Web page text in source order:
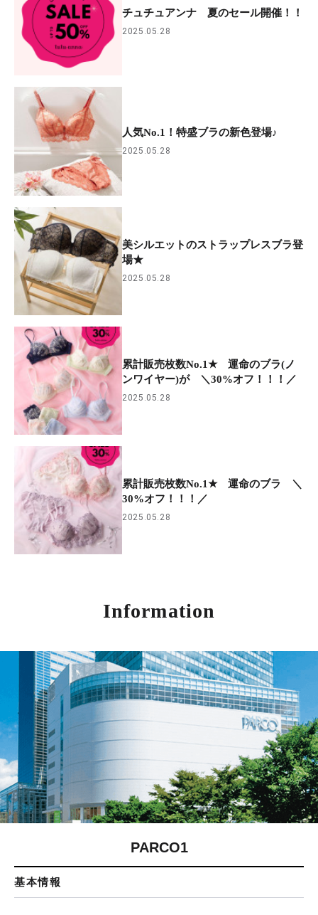
チュチュアンナ 夏のセール開催！！
2025.05.28
人気No.1！特盛ブラの新色登場♪
2025.05.28
美シルエットのストラップレスブラ登
場★
2025.05.28
累計販売枚数No.1★ 運命のブラ(ノ
ンワイヤー)が ＼30%オフ！！！／
2025.05.28
累計販売枚数No.1★ 運命のブラ ＼
30%オフ！！！／
2025.05.28
Information
PARCO1
基本情報